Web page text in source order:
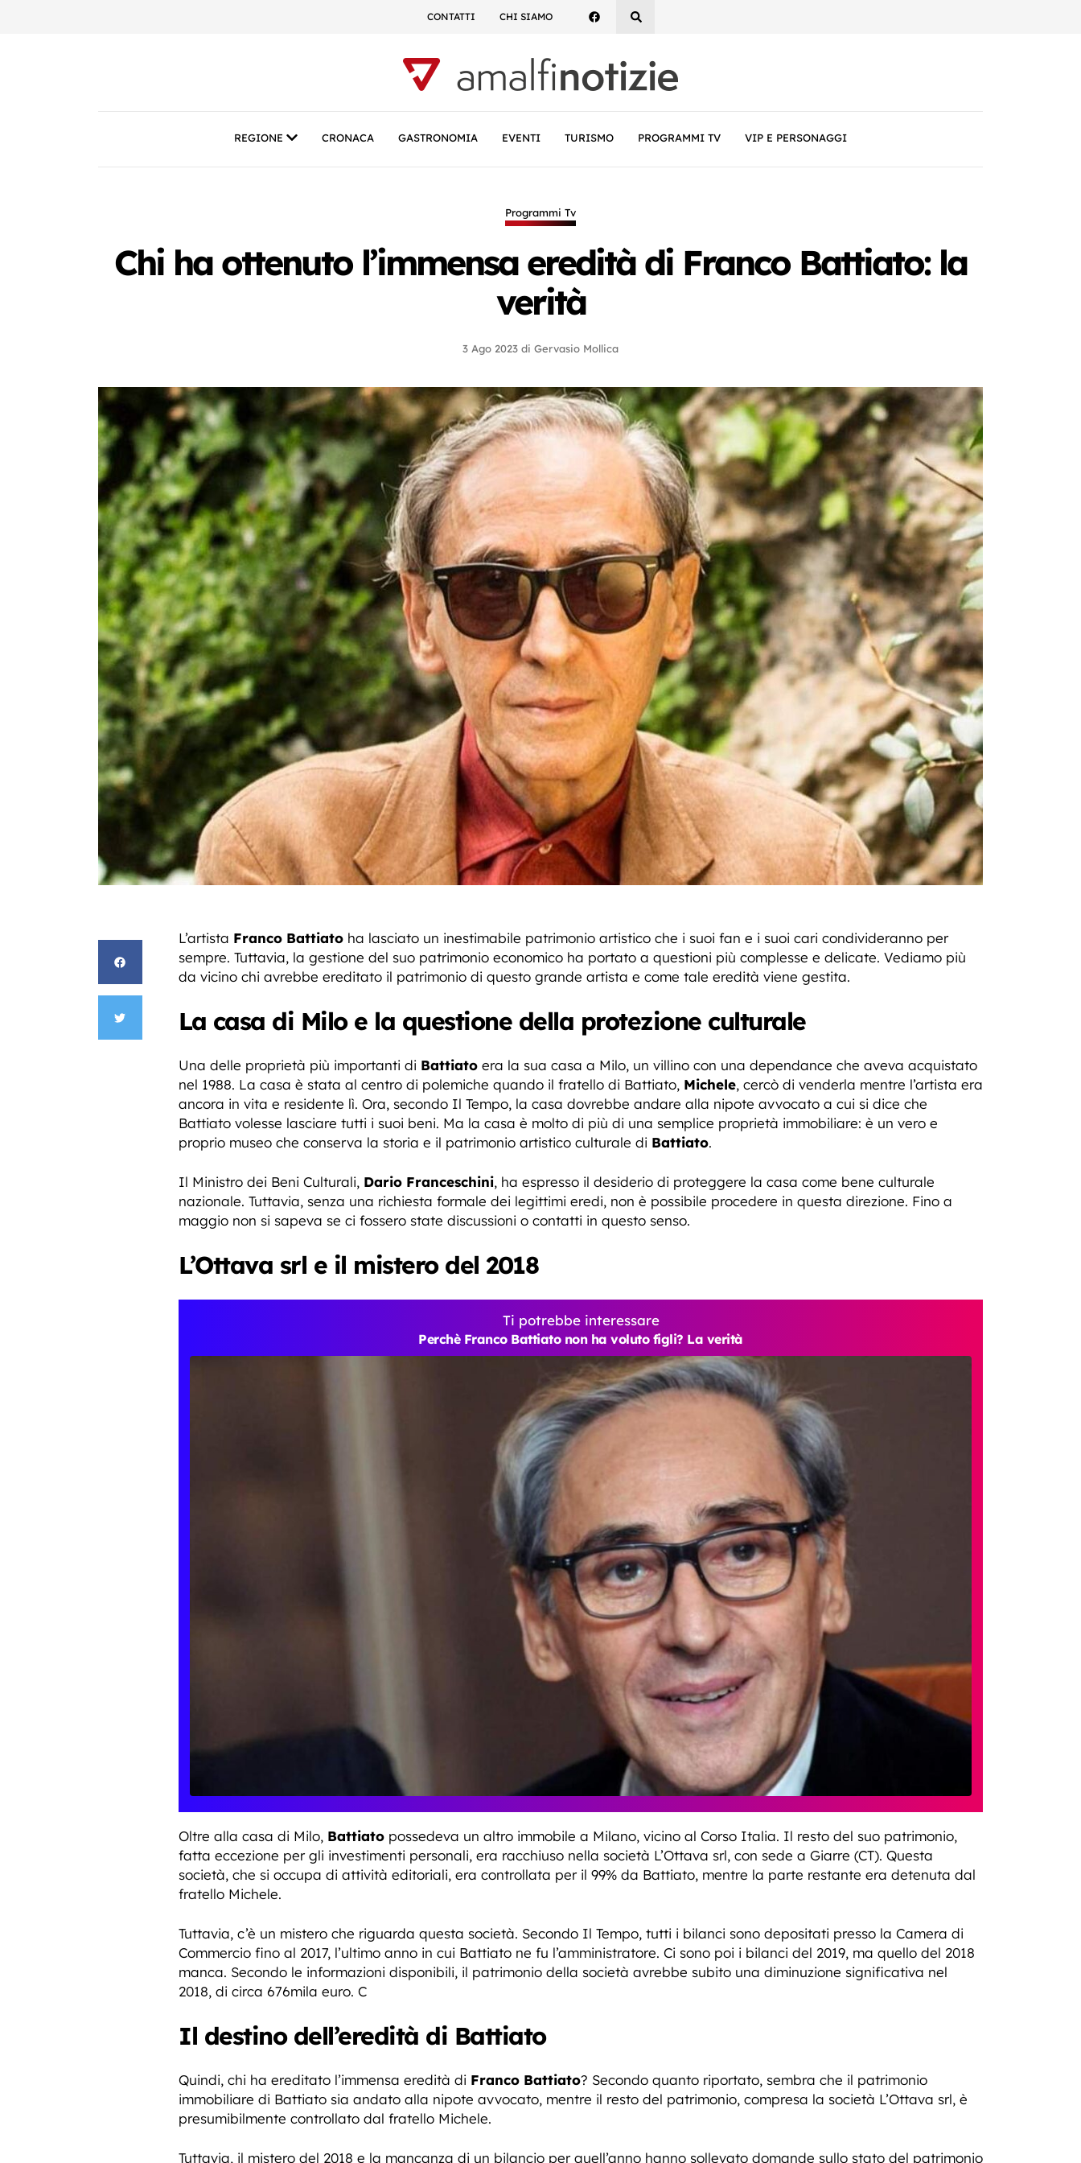
CONTATTI CHI SIAMO
REGIONE CRONACA GASTRONOMIA EVENTI TURISMO PROGRAMMI TV VIP E PERSONAGGI
Programmi Tv
Chi ha ottenuto l’immensa eredità di Franco Battiato: la
verità
3 Ago 2023 di Gervasio Mollica
L’artista Franco Battiato ha lasciato un inestimabile patrimonio artistico che i suoi fan e i suoi cari condivideranno per
sempre. Tuttavia, la gestione del suo patrimonio economico ha portato a questioni più complesse e delicate. Vediamo più
da vicino chi avrebbe ereditato il patrimonio di questo grande artista e come tale eredità viene gestita.
La casa di Milo e la questione della protezione culturale
Una delle proprietà più importanti di Battiato era la sua casa a Milo, un villino con una dependance che aveva acquistato
nel 1988. La casa è stata al centro di polemiche quando il fratello di Battiato, Michele, cercò di venderla mentre l’artista era
ancora in vita e residente lì. Ora, secondo Il Tempo, la casa dovrebbe andare alla nipote avvocato a cui si dice che
Battiato volesse lasciare tutti i suoi beni. Ma la casa è molto di più di una semplice proprietà immobiliare: è un vero e
proprio museo che conserva la storia e il patrimonio artistico culturale di Battiato.
Il Ministro dei Beni Culturali, Dario Franceschini, ha espresso il desiderio di proteggere la casa come bene culturale
nazionale. Tuttavia, senza una richiesta formale dei legittimi eredi, non è possibile procedere in questa direzione. Fino a
maggio non si sapeva se ci fossero state discussioni o contatti in questo senso.
L’Ottava srl e il mistero del 2018
Ti potrebbe interessare
Perchè Franco Battiato non ha voluto figli? La verità
Oltre alla casa di Milo, Battiato possedeva un altro immobile a Milano, vicino al Corso Italia. Il resto del suo patrimonio,
fatta eccezione per gli investimenti personali, era racchiuso nella società L’Ottava srl, con sede a Giarre (CT). Questa
società, che si occupa di attività editoriali, era controllata per il 99% da Battiato, mentre la parte restante era detenuta dal
fratello Michele.
Tuttavia, c’è un mistero che riguarda questa società. Secondo Il Tempo, tutti i bilanci sono depositati presso la Camera di
Commercio fino al 2017, l’ultimo anno in cui Battiato ne fu l’amministratore. Ci sono poi i bilanci del 2019, ma quello del 2018
manca. Secondo le informazioni disponibili, il patrimonio della società avrebbe subito una diminuzione significativa nel
2018, di circa 676mila euro. C
Il destino dell’eredità di Battiato
Quindi, chi ha ereditato l’immensa eredità di Franco Battiato? Secondo quanto riportato, sembra che il patrimonio
immobiliare di Battiato sia andato alla nipote avvocato, mentre il resto del patrimonio, compresa la società L’Ottava srl, è
presumibilmente controllato dal fratello Michele.
Tuttavia, il mistero del 2018 e la mancanza di un bilancio per quell’anno hanno sollevato domande sullo stato del patrimonio